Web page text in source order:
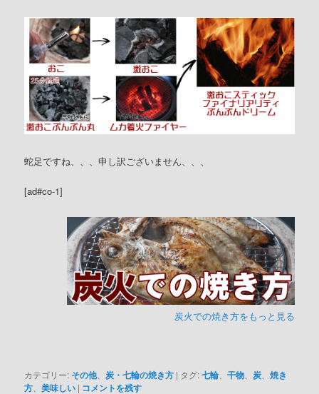
蛇足ですね、、、申し訳ございません、、、
[ad#co-1]
炭火での焼き方をもっと見る
カテゴリー: その他、 炭・七輪の焼き方 | タグ:七輪 、干物 炭 、焼き
方 、美味しい | コメントを残す